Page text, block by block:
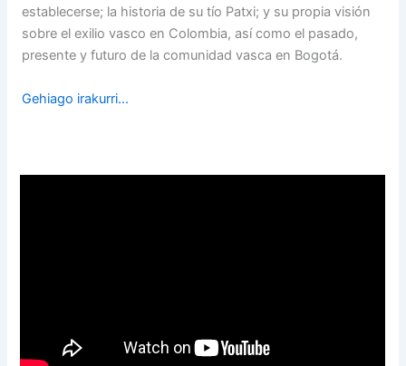
establecerse; la historia de su tío Patxi; y su propia visión
sobre el exilio vasco en Colombia, así como el pasado,
presente y futuro de la comunidad vasca en Bogotá.
Gehiago irakurri...